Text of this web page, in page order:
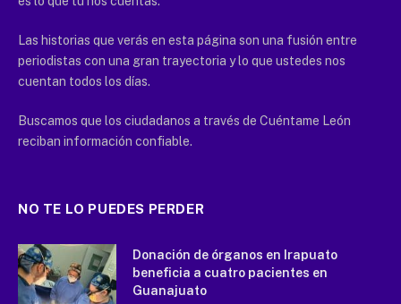
Las historias que verás en esta página son una fusión entre
periodistas con una gran trayectoria y lo que ustedes nos
cuentan todos los días.
Buscamos que los ciudadanos a través de Cuéntame León
reciban información confiable.
NO TE LO PUEDES PERDER
Donación de órganos en Irapuato
beneficia a cuatro pacientes en
Guanajuato